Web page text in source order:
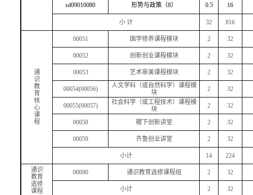
sd09010080 形势与政策（8） 0.5 16
小 计 32 816
通
识
教
育
核
心
课
程
00051 国学修养课程模块 2 32
00052 创新创业课程模块 2 32
00053 艺术审美课程模块 2 32
00054(00056)
人文学科（或自然科学）课程模
块
2 32
00055(00057)
社会科学（或工程技术）课程模
块
2 32
00058 稷下创新讲堂 2 32
00059 齐鲁创业讲堂 2 32
小计 14
224
通识
教育
选修
课程
00090 通识教育选修课程组 2 32
小计 2 32